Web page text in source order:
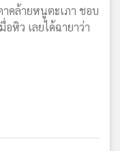
คล้ายหนูตะเภา ชอบ
หิว เลยได้ฉายาว่า